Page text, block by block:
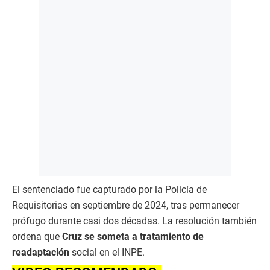
El sentenciado fue capturado por la Policía de
Requisitorias en septiembre de 2024, tras permanecer
prófugo durante casi dos décadas. La resolución también
ordena que Cruz se someta a tratamiento de
readaptación social en el INPE.